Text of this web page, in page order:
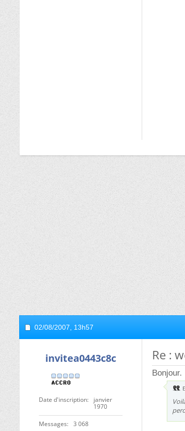
02/08/2007, 13h57
invitea0443c8c
Date d'inscription
janvier
1970
Messages 3 068
Re :
Bonjour.